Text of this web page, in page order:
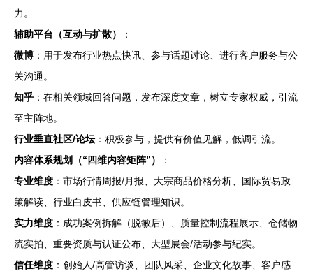
力。
辅助平台（互动与扩散）
：
微博 ：用于发布行业热点快讯、参与话题讨论、进行客户服务与公
关沟通。
知乎 ：在相关领域回答问题，发布深度文章，树立专家权威，引流
至主阵地。
行业垂直社区/论坛：积极参与，提供有价值见解，低调引流。
内容体系规划（“四维内容矩阵”）
：
专业维度 ：市场行情周报/月报、大宗商品价格分析、国际贸易政
策解读、行业白皮书、供应链管理知识。
实力维度 ：成功案例拆解（脱敏后）、质量控制流程展示、仓储物
流实拍、重要资质与认证公布、大型展会/活动参与纪实。
信任维度 ：创始人/高管访谈、团队风采、企业文化故事、客户感